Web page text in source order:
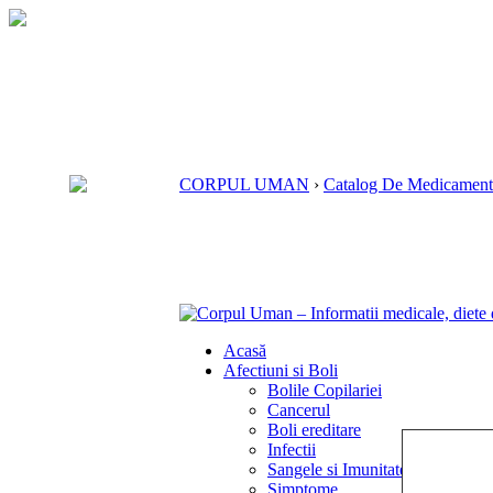
CORPUL UMAN › Catalog De
Acasă
Afectiuni si Boli
Bolile Copilariei
Cancerul
Boli ereditare
Infectii
Sangele si Imunitatea
Simptome